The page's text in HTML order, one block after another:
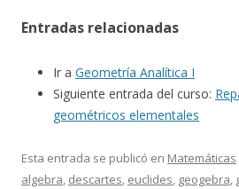
Entradas relacionadas
Ir a Geometría Analítica I
Siguiente entrada del curso:
geométricos elementales
Esta entrada se publicó en Matemáticas
algebra, descartes, euclides, geogebra,